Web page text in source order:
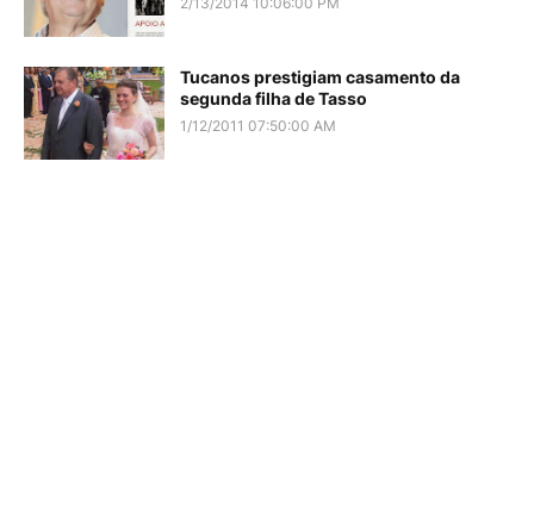
Tucanos prestigiam casamento da
segunda filha de Tasso
1/12/2011 07:50:00 AM